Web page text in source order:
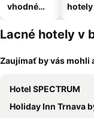
vhodné
domáce
zvieratá
hotely
Lacné hotely v
Zaujímať by vás mohli
Hotel SPECTRUM
Holiday Inn Trnava